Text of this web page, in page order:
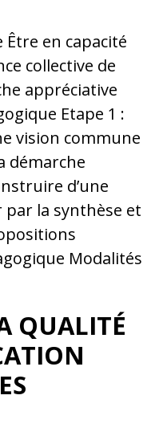
Être en capacité
collective de
appréciative
Etape 1 :
vision commune
démarche
d’une
la synthèse et
Modalités
QUALITÉ